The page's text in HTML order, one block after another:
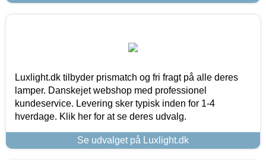
Luxlight.dk tilbyder prismatch og fri fragt på alle deres
lamper. Danskejet webshop med professionel
kundeservice. Levering sker typisk inden for 1-4
hverdage. Klik her for at se deres udvalg.
Se udvalget på Luxlight.dk